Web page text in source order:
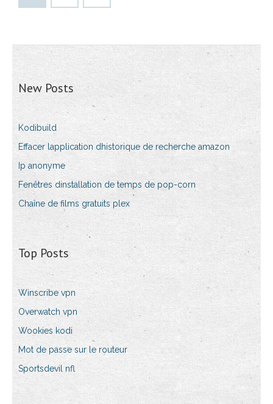
New Posts
Kodibuild
Effacer lapplication dhistorique de recherche amazon
Ip anonyme
Fenêtres dinstallation de temps de pop-corn
Chaîne de films gratuits plex
Top Posts
Winscribe vpn
Overwatch vpn
Wookies kodi
Mot de passe sur le routeur
Sportsdevil nfl